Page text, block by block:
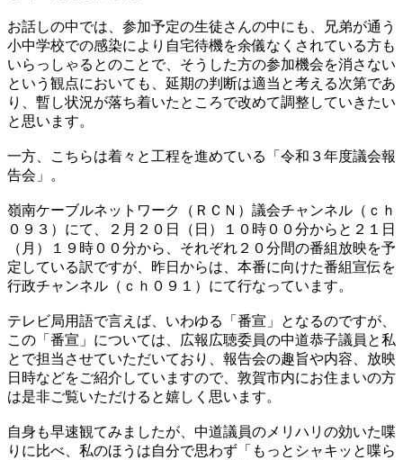
お話しの中では、参加予定の生徒さんの中にも、兄弟が通う
小中学校での感染により自宅待機を余儀なくされている方も
いらっしゃるとのことで、そうした方の参加機会を消さない
という観点においても、延期の判断は適当と考える次第であ
り、暫し状況が落ち着いたところで改めて調整していきたい
と思います。
一方、こちらは着々と工程を進めている「令和３年度議会報
告会」。
嶺南ケーブルネットワーク（ＲＣＮ）議会チャンネル（ｃｈ
０９３）にて、２月２０日（日）１０時００分からと２１日
（月）１９時００分から、それぞれ２０分間の番組放映を予
定している訳ですが、昨日からは、本番に向けた番組宣伝を
行政チャンネル（ｃｈ０９１）にて行なっています。
テレビ局用語で言えば、いわゆる「番宣」となるのですが、
この「番宣」については、広報広聴委員の中道恭子議員と私
とで担当させていただいており、報告会の趣旨や内容、放映
日時などをご紹介していますので、敦賀市内にお住まいの方
は是非ご覧いただけると嬉しく思います。
自身も早速観てみましたが、中道議員のメリハリの効いた喋
りに比べ、私のほうは自分で思わず「もっとシャキッと喋ら